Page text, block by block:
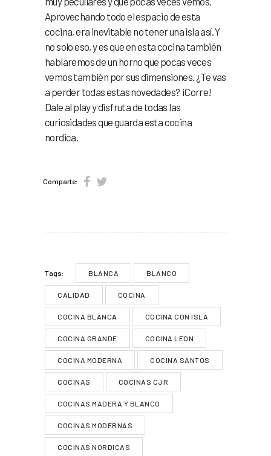
Aprovechando todo el espacio de esta
cocina, era inevitable no tener una isla así. Y
no solo eso, y es que en esta cocina también
hablaremos de un horno que pocas veces
vemos también por sus dimensiones. ¿Te vas
a perder todas estas novedades? ¡Corre!
Dale al play y disfruta de todas las
curiosidades que guarda esta cocina
nordica.
Comparte:
Tags: BLANCA BLANCO
CALIDAD COCINA
COCINA BLANCA COCINA CON ISLA
COCINA GRANDE COCINA LEON
COCINA MODERNA COCINA SANTOS
COCINAS COCINAS CJR
COCINAS MADERA Y BLANCO
COCINAS MODERNAS
COCINAS NORDICAS